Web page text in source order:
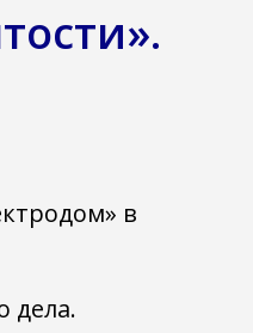
в
дела.